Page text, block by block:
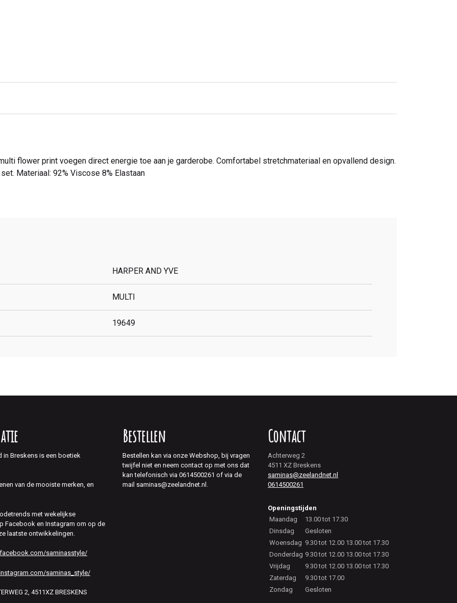
flower print voegen direct energie toe aan je garderobe. Comfortabel stretchmateriaal en opvallend design.
Materiaal: 92% Viscose 8% Elastaan
HARPER AND YVE
MULTI
19649
in Breskens is een boetiek
van de mooiste merken, en
met wekelijkse
Facebook en Instagram om op de
laatste ontwikkelingen.
saminasstyle/
saminas_style/
2, 4511XZ BRESKENS
Bestellen
Bestellen kan via onze Webshop, bij vragen
twijfel niet en neem contact op met ons dat
kan telefonisch via 0614500261 of via de
mail saminas@zeelandnet.nl.
Contact
Achterweg 2
4511 XZ Breskens
saminas@zeelandnet.nl
0614500261
Openingstijden
Maandag
13.00 tot 17.30
Dinsdag
Gesloten
Woensdag 9.30 tot 12.00 13.00 tot 17.30
Donderdag 9.30 tot 12.00 13.00 tot 17.30
Vrijdag
9.30 tot 12.00 13.00 tot 17.30
Zaterdag
9.30 tot 17.00
Zondag
Gesloten